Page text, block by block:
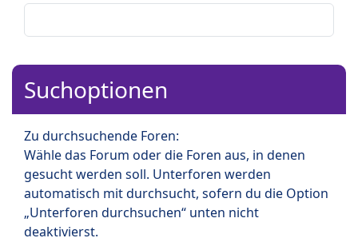
Suchoptionen
Zu durchsuchende Foren:
Wähle das Forum oder die Foren aus, in denen
gesucht werden soll. Unterforen werden
automatisch mit durchsucht, sofern du die Option
„Unterforen durchsuchen“ unten nicht
deaktivierst.